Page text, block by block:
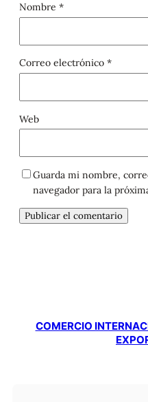
Nombre *
Correo electrónico *
Web
Guarda mi nombre,
navegador para la
COMERCIO